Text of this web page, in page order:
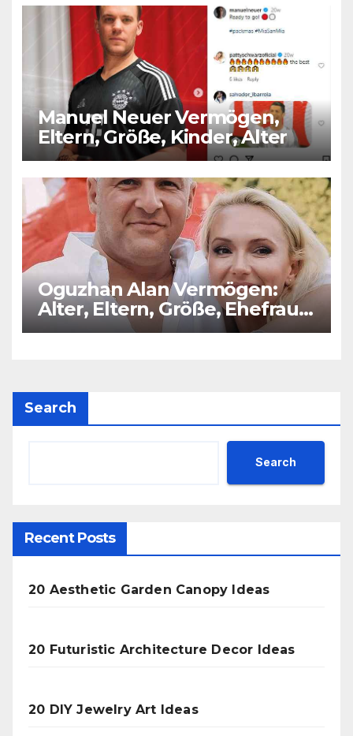
Manuel Neuer Vermögen,
Eltern, Größe, Kinder, Alter
Oguzhan Alan Vermögen:
Alter, Eltern, Größe, Ehefrau,
Kinder
Search
Search
Recent Posts
20 Aesthetic Garden Canopy Ideas
20 Futuristic Architecture Decor Ideas
20 DIY Jewelry Art Ideas